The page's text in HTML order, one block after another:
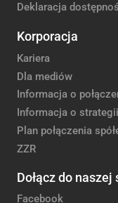
Deklaracja
Korporacja
Kariera
Dla mediów
Informacja o
Informacja o
Plan połączenia
ZZR
Dołącz do naszej
Facebook